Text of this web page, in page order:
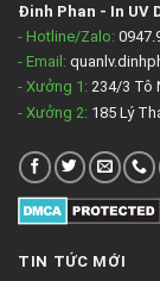
Đinh Phan - In UV
- Hotline/Zalo:
- Email:
- Xưởng 1: 234/3 Tô
- Xưởng 2: 185 Lý
TIN TỨC MỚI